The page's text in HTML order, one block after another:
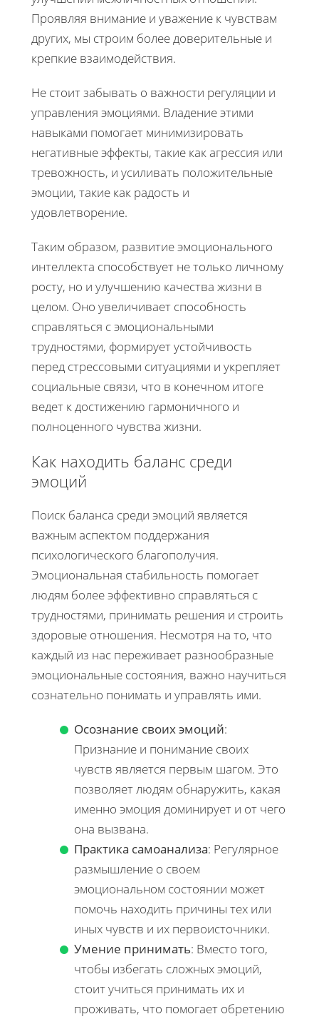
Проявляя внимание и уважение к чувствам
других, мы строим более доверительные и
крепкие взаимодействия.
Не стоит забывать о важности регуляции и
управления эмоциями. Владение этими
навыками помогает минимизировать
негативные эффекты, такие как агрессия или
тревожность, и усиливать положительные
эмоции, такие как радость и
удовлетворение.
Таким образом, развитие эмоционального
интеллекта способствует не только личному
росту, но и улучшению качества жизни в
целом. Оно увеличивает способность
справляться с эмоциональными
трудностями, формирует устойчивость
перед стрессовыми ситуациями и укрепляет
социальные связи, что в конечном итоге
ведет к достижению гармоничного и
полноценного чувства жизни.
Как находить баланс среди
эмоций
Поиск баланса среди эмоций является
важным аспектом поддержания
психологического благополучия.
Эмоциональная стабильность помогает
людям более эффективно справляться с
трудностями, принимать решения и строить
здоровые отношения. Несмотря на то, что
каждый из нас переживает разнообразные
эмоциональные состояния, важно научиться
сознательно понимать и управлять ими.
Осознание своих эмоций:
Признание и понимание своих
чувств является первым шагом. Это
позволяет людям обнаружить, какая
именно эмоция доминирует и от чего
она вызвана.
Практика самоанализа: Регулярное
размышление о своем
эмоциональном состоянии может
помочь находить причины тех или
иных чувств и их первоисточники.
Умение принимать: Вместо того,
чтобы избегать сложных эмоций,
стоит учиться принимать их и
проживать, что помогает обретению